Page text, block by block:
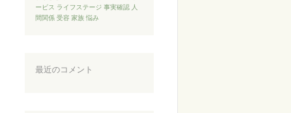
ービス ライフステージ 事実確認 人
間関係 受容 家族 悩み
最近のコメント